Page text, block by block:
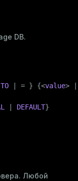
DB.
TO | = } {<value> |
DEFAULT}
Любой